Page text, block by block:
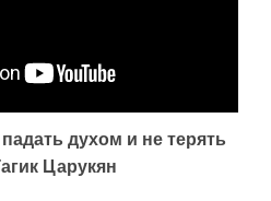
духом и не терять
Царукян